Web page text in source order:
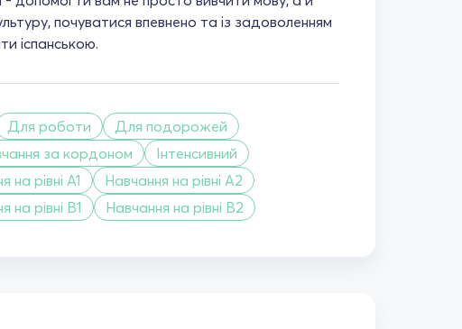
почуватися впевнено та із задоволенням
іспанською.
Для роботи
Для подорожей
за кордоном
Інтенсивний
на рівні A1
Навчання на рівні A2
на рівні B1
Навчання на рівні B2